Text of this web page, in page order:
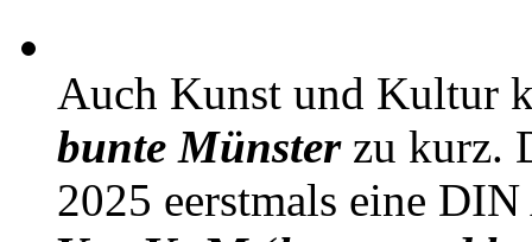
Auch Kunst und Kultur
bunte Münsterzu kurz.
2025 eerstmals eine